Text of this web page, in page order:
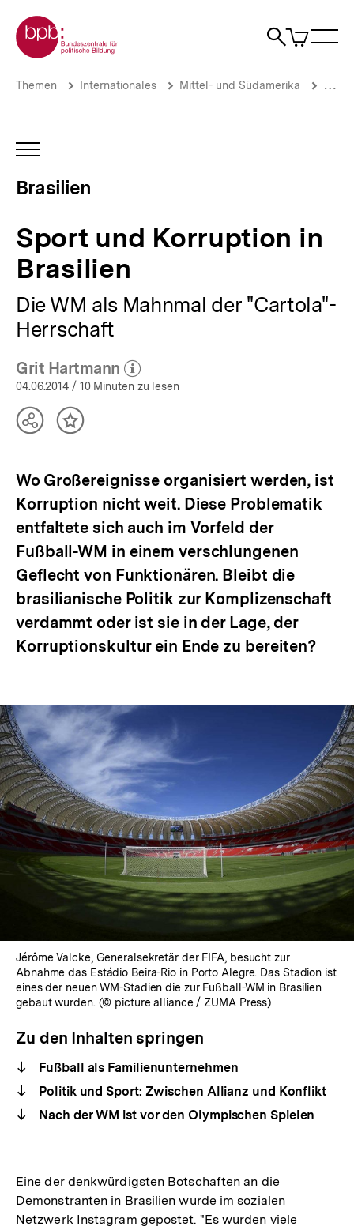
zum
Seiteninhalt
springen
Zur Startseite der bpb
Suche
Artikel
im
Sport
Brasilien
Brasilien
Brotkrümelnavigation
Pfadnavigation
Themen Internationales Mittel- und Südamerika
INHALTSNAVIGATION
Brasilien
Sport und Korruption in
Brasilien
Die WM als Mahnmal der "Cartola"-
Herrschaft
Grit Hartmann
(Mehr zum Autor)
öffnen
04.06.2014 / 10 Minuten zu lesen
TeilenInhalt
Wo Großereignisse organisiert werden, ist
Korruption nicht weit. Diese Problematik
entfaltete sich auch im Vorfeld der
Fußball-WM in einem verschlungenen
Geflecht von Funktionären. Bleibt die
brasilianische Politik zur Komplizenschaft
verdammt oder ist sie in der Lage, der
Korruptionskultur ein Ende zu bereiten?
Jérôme Valcke, Generalsekretär der FIFA, besucht zur
Abnahme das Estádio Beira-Rio in Porto Alegre. Das Stadion ist
eines der neuen WM-Stadien die zur Fußball-WM in Brasilien
gebaut wurden. (© picture alliance / ZUMA Press)
Zu den Inhalten springen
Fußball als Familienunternehmen
Politik und Sport: Zwischen Allianz und Konflikt
Nach der WM ist vor den Olympischen Spielen
Eine der denkwürdigsten Botschaften an die
Demonstranten in Brasilien wurde im sozialen
Netzwerk Instagram gepostet. "Es wurden viele